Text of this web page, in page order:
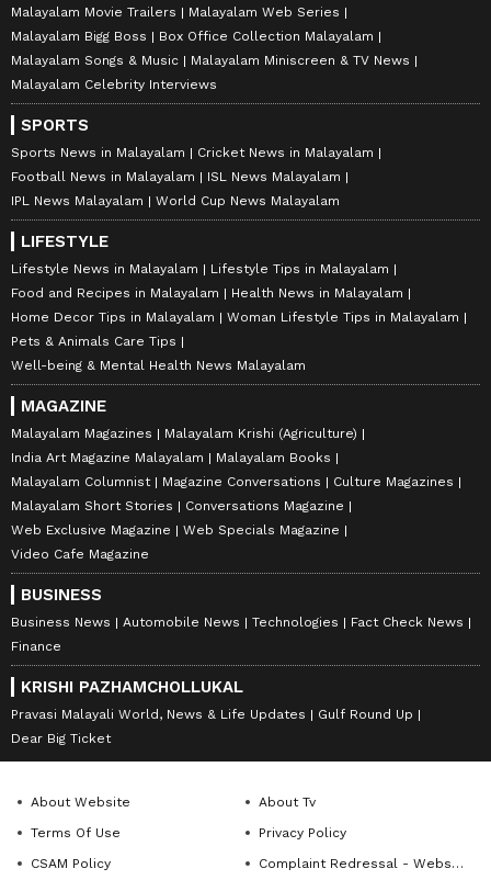
Malayalam Movie Trailers
Malayalam Web Series
Malayalam Bigg Boss
Box Office Collection Malayalam
Malayalam Songs & Music
Malayalam Miniscreen & TV News
Malayalam Celebrity Interviews
SPORTS
Sports News in Malayalam
Cricket News in Malayalam
Football News in Malayalam
ISL News Malayalam
IPL News Malayalam
World Cup News Malayalam
LIFESTYLE
Lifestyle News in Malayalam
Lifestyle Tips in Malayalam
Food and Recipes in Malayalam
Health News in Malayalam
Home Decor Tips in Malayalam
Woman Lifestyle Tips in Malayalam
Pets & Animals Care Tips
Well-being & Mental Health News Malayalam
MAGAZINE
Malayalam Magazines
Malayalam Krishi (Agriculture)
India Art Magazine Malayalam
Malayalam Books
Malayalam Columnist
Magazine Conversations
Culture Magazines
Malayalam Short Stories
Conversations Magazine
Web Exclusive Magazine
Web Specials Magazine
Video Cafe Magazine
BUSINESS
Business News Automobile News Technologies
Fact Check News
Finance
KRISHI PAZHAMCHOLLUKAL
Pravasi Malayali World, News & Life Updates
Gulf Round Up
Dear Big Ticket
About Website
About Tv
Terms Of Use
Privacy Policy
CSAM Policy
Complaint Redressal - Website